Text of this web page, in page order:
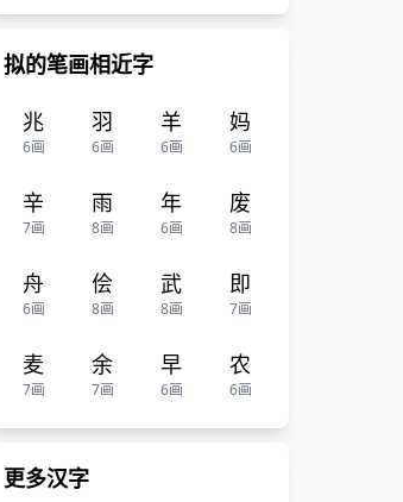
拟的笔画相近字
兆
6画
羽
6画
羊
6画
妈
6画
辛
7画
雨
8画
年
6画
废
8画
舟
6画
侩
8画
武
8画
即
7画
麦
7画
余
7画
早
6画
农
6画
更多汉字